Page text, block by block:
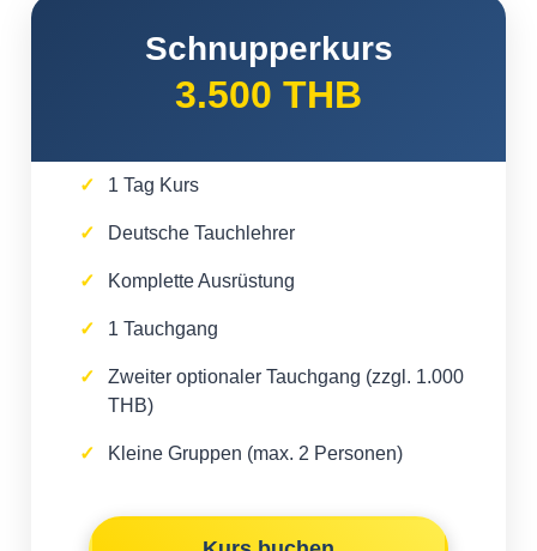
Schnupperkurs
3.500 THB
1 Tag Kurs
Deutsche Tauchlehrer
Komplette Ausrüstung
1 Tauchgang
Zweiter optionaler Tauchgang (zzgl. 1.000
THB)
Kleine Gruppen (max. 2 Personen)